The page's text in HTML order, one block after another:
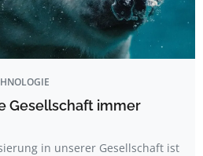
Gesellschaft immer
in unserer Gesellschaft ist